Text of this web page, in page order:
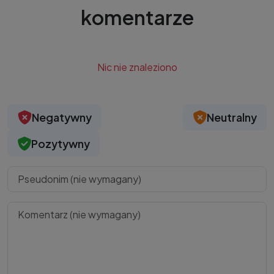
komentarze
Nic nie znaleziono
Negatywny
Neutralny
Pozytywny